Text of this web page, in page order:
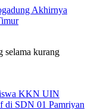
Akhirnya
selama kurang
KKN UIN
di SDN 01 Pamriyan